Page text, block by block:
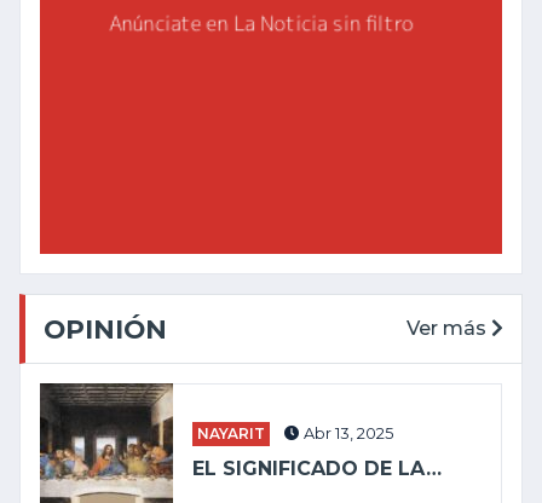
OPINIÓN Ver más
NAYARIT Abr 13, 2025
EL SIGNIFICADO DE LA…